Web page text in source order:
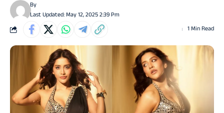
Last Updated: May 12, 2025 2:39 Pm
By
1 Min Read